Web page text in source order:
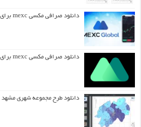
دانلود صرافی مکسی mexc برای اندروید
دانلود صرافی مکسی mexc برای آیفون و ios
دانلود طرح مجموعه شهری مشهد